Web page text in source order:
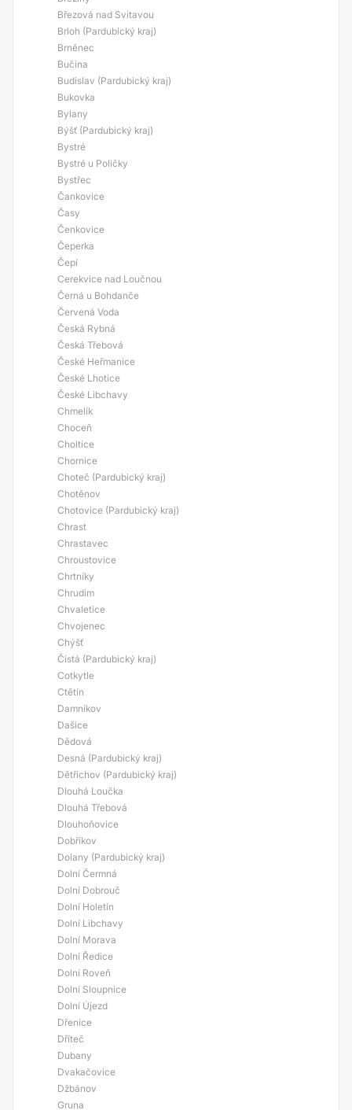
Březová nad Svitavou
Brloh (Pardubický kraj)
Brněnec
Bučina
Budislav (Pardubický kraj)
Bukovka
Bylany
Býšť (Pardubický kraj)
Bystré
Bystré u Poličky
Bystřec
Čankovice
Časy
Čenkovice
Čeperka
Čepí
Cerekvice nad Loučnou
Černá u Bohdanče
Červená Voda
Česká Rybná
Česká Třebová
České Heřmanice
České Lhotice
České Libchavy
Chmelík
Choceň
Choltice
Chornice
Choteč (Pardubický kraj)
Chotěnov
Chotovice (Pardubický kraj)
Chrast
Chrastavec
Chroustovice
Chrtníky
Chrudim
Chvaletice
Chvojenec
Chýšť
Čistá (Pardubický kraj)
Cotkytle
Ctětín
Damníkov
Dašice
Dědová
Desná (Pardubický kraj)
Dětřichov (Pardubický kraj)
Dlouhá Loučka
Dlouhá Třebová
Dlouhoňovice
Dobříkov
Dolany (Pardubický kraj)
Dolní Čermná
Dolní Dobrouč
Dolní Holetín
Dolní Libchavy
Dolní Morava
Dolní Ředice
Dolní Roveň
Dolní Sloupnice
Dolní Újezd
Dřenice
Dříteč
Dubany
Dvakačovice
Džbánov
Gruna